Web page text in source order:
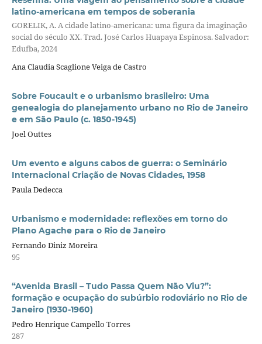
latino-americana em tempos de soberania
GORELIK, A. A cidade latino-americana: uma figura da imaginação
social do século XX. Trad. José Carlos Huapaya Espinosa. Salvador:
Edufba, 2024
Ana Claudia Scaglione Veiga de Castro
Sobre Foucault e o urbanismo brasileiro: Uma
genealogia do planejamento urbano no Rio de Janeiro
e em São Paulo (c. 1850-1945)
Joel Outtes
Um evento e alguns cabos de guerra: o Seminário
Internacional Criação de Novas Cidades, 1958
Paula Dedecca
Urbanismo e modernidade: reflexões em torno do
Plano Agache para o Rio de Janeiro
Fernando Diniz Moreira
95
“Avenida Brasil – Tudo Passa Quem Não Viu?”:
formação e ocupação do subúrbio rodoviário no Rio de
Janeiro (1930-1960)
Pedro Henrique Campello Torres
287